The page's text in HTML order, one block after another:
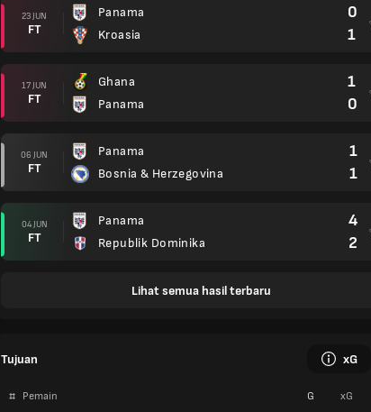
23 JUN
FT
Panama
Kroasia
0
1
17 JUN
FT
Ghana
Panama
1
0
06 JUN
FT
Panama
Bosnia & Herzegovina
1
1
04 JUN
FT
Panama
Republik Dominika
4
2
Lihat semua hasil terbaru
Tujuan xG
# Pemain G xG